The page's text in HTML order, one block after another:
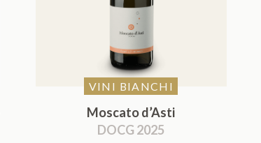
VINI BIANCHI
Moscato d’Asti
DOCG 2025